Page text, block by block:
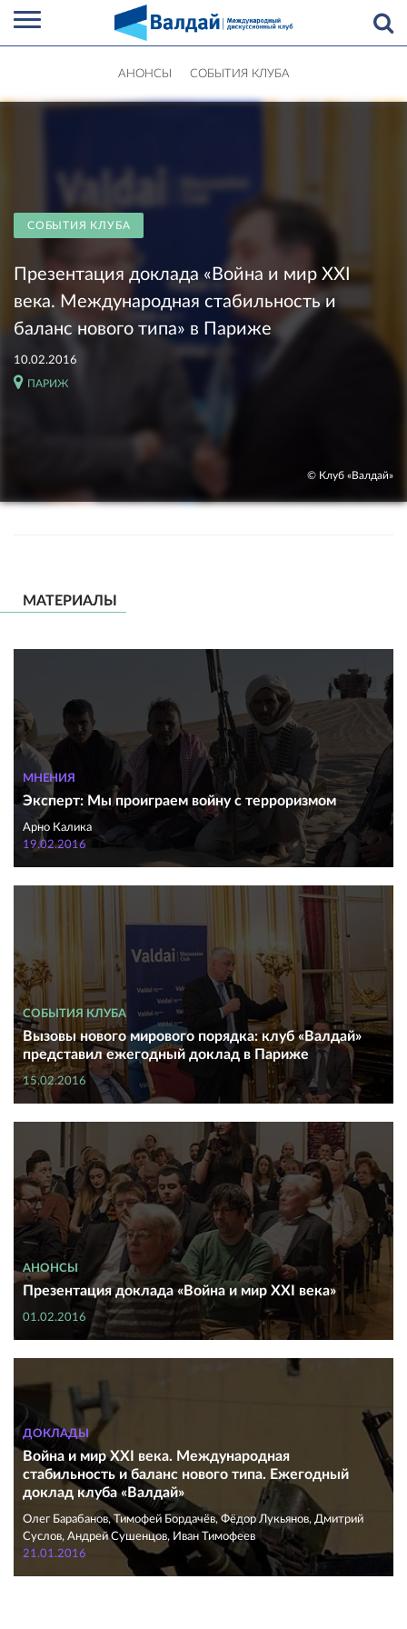
АНОНСЫ СОБЫТИЯ КЛУБА
СОБЫТИЯ КЛУБА
Презентация доклада «Война и мир ХХI
века. Международная стабильность и
баланс нового типа» в Париже
10.02.2016
ПАРИЖ
© Клуб «Валдай»
МАТЕРИАЛЫ
МНЕНИЯ
Эксперт: Мы проиграем войну с терроризмом
Арно Калика
19.02.2016
СОБЫТИЯ КЛУБА
Вызовы нового мирового порядка: клуб «Валдай»
представил ежегодный доклад в Париже
15.02.2016
АНОНСЫ
Презентация доклада «Война и мир ХХI века»
01.02.2016
ДОКЛАДЫ
Война и мир XXI века. Международная
стабильность и баланс нового типа. Ежегодный
доклад клуба «Валдай»
Олег Барабанов, Тимофей Бордачёв, Фёдор Лукьянов, Дмитрий
Суслов, Андрей Сушенцов, Иван Тимофеев
21.01.2016